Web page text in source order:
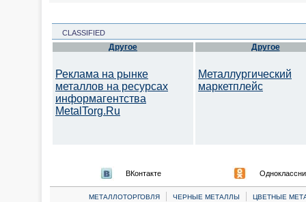
CLASSIFIED
Другое
Реклама на рынке
металлов на ресурсах
информагентства
MetalTorg.Ru
Другое
Металлургический
маркетплейс
ВКонтакте
МЕТАЛЛОТОРГОВЛЯ | ЧЕРНЫЕ МЕТАЛЛЫ | ЦВЕТНЫЕ